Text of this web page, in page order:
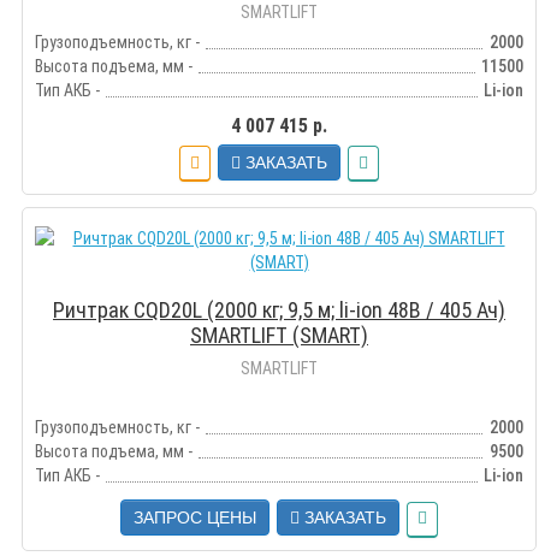
SMARTLIFT
Грузоподъемность, кг -
2000
Высота подъема, мм -
11500
Тип АКБ -
Li-ion
4 007 415 р.
ЗАКАЗАТЬ
Ричтрак CQD20L (2000 кг; 9,5 м; li-ion 48В / 405 Ач)
SMARTLIFT (SMART)
SMARTLIFT
Грузоподъемность, кг -
2000
Высота подъема, мм -
9500
Тип АКБ -
Li-ion
ЗАПРОС ЦЕНЫ ЗАКАЗАТЬ